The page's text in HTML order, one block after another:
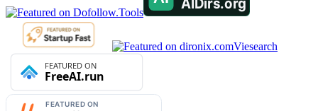
Viesearch